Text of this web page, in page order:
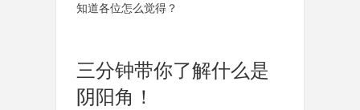
知道各位怎么觉得？
三分钟带你了解什么是
阴阳角！